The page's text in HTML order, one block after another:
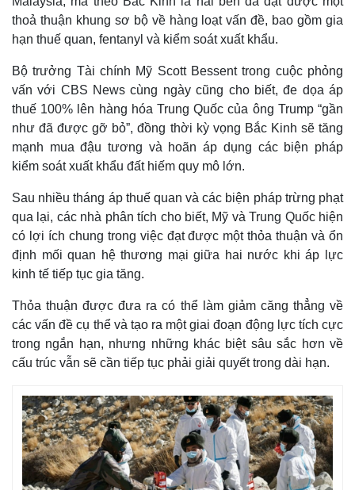
Thế giới
Quan sát
Hồ sơ
Multimedia
Video
E-Magazine
Infographic
thoả thuận khung sơ bộ về hàng loạt vấn đề, bao gồm gia
hạn thuế quan, fentanyl và kiểm soát xuất khẩu.
Bộ trưởng Tài chính Mỹ Scott Bessent trong cuộc phỏng
vấn với CBS News cùng ngày cũng cho biết, đe dọa áp
thuế 100% lên hàng hóa Trung Quốc của ông Trump “gần
như đã được gỡ bỏ”, đồng thời kỳ vọng Bắc Kinh sẽ tăng
mạnh mua đậu tương và hoãn áp dụng các biện pháp
kiểm soát xuất khẩu đất hiếm quy mô lớn.
Sau nhiều tháng áp thuế quan và các biện pháp trừng phạt
qua lại, các nhà phân tích cho biết, Mỹ và Trung Quốc hiện
có lợi ích chung trong việc đạt được một thỏa thuận và ổn
định mối quan hệ thương mại giữa hai nước khi áp lực
kinh tế tiếp tục gia tăng.
Thỏa thuận được đưa ra có thể làm giảm căng thẳng về
các vấn đề cụ thể và tạo ra một giai đoạn động lực tích cực
trong ngắn hạn, nhưng những khác biệt sâu sắc hơn về
cấu trúc vẫn sẽ cần tiếp tục phải giải quyết trong dài hạn.